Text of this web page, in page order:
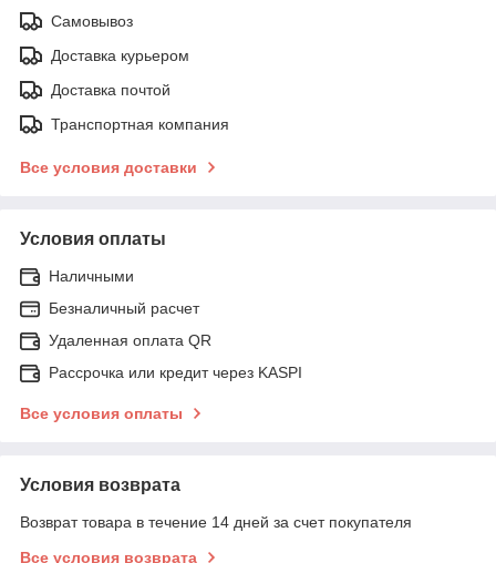
Самовывоз
Доставка курьером
Доставка почтой
Транспортная компания
Все условия доставки
Условия оплаты
Наличными
Безналичный расчет
Удаленная оплата QR
Рассрочка или кредит через KASPI
Все условия оплаты
Условия возврата
Возврат товара в течение 14 дней за счет покупателя
Все условия возврата